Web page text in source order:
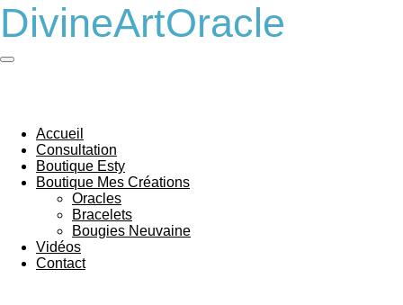
Passer
au
principal
DivineArtOracle
Accueil
Consultation
Boutique Esty
Boutique Mes Créations
Oracles
Bracelets
Bougies Neuvaine
Vidéos
Contact